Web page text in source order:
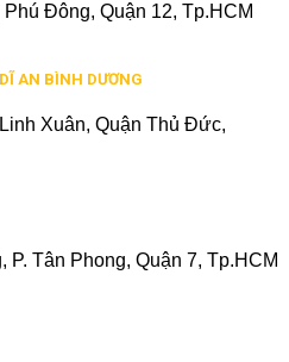
Đông, Quận 12, Tp.HCM
AN BÌNH DƯƠNG
Xuân, Quận Thủ Đức,
P. Tân Phong, Quận 7, Tp.HCM